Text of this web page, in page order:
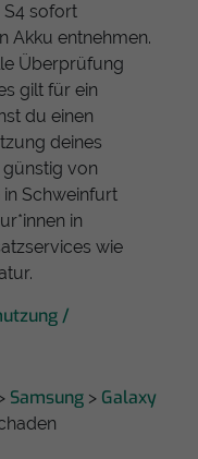
S4 sofort
Akku entnehmen.
Überprüfung
gilt für ein
du einen
deines
günstig von
Schweinfurt
in
wie
/
Samsung > Galaxy